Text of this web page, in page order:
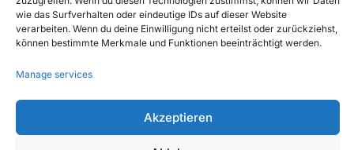
wie das Surfverhalten oder eindeutige IDs auf dieser Website
verarbeiten. Wenn du deine Einwilligung nicht erteilst oder zurückziehst,
können bestimmte Merkmale und Funktionen beeinträchtigt werden.
Manage services
Akzeptieren
Chausseestr. 128/129
10115 Berlin
+43 512 890438 700